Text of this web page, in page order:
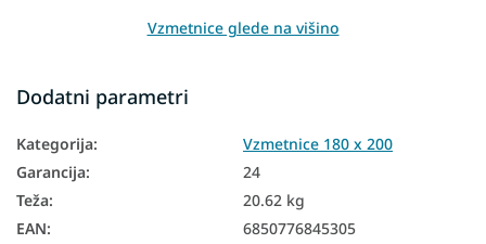
Vzmetnice glede na višino
Visoke vzmetnice
Vzmetnice Aloe Vera
Vzmetnice PUR pena
Vzmetnice iz naravnih materialov
Dodatni parametri
Kategorija:
Vzmetnice 180 x 200
Garancija:
24
Teža:
20.62 kg
EAN: 6850776845305